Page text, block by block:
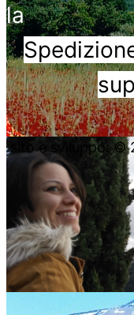
la
sito e sviluppo: ©